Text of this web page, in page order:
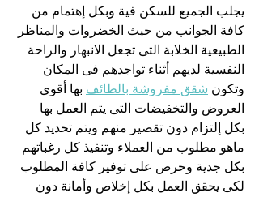
يجلب الجميع للسكن فية وبكل إهتمام من
كافة الجوانب من حيث الخضروات والمناظر
الطبيعية الخلابة التى تجعل الانبهار والراحة
النفسية لديهم أثناء تواجدهم فى المكان
وتكون شقق مفروشة بالطائف بها أقوى
العروض والتخفيضات التى يتم العمل بها
بكل إلتزام دون تقصير منهم ويتم تحديد كل
ماهو مطلوب من العملاء وتنفيذ كل رغباتهم
بكل جدية وحرص على توفير كافة المطلوب
لكى يحقق العمل بكل إخلاص وأمانة دون